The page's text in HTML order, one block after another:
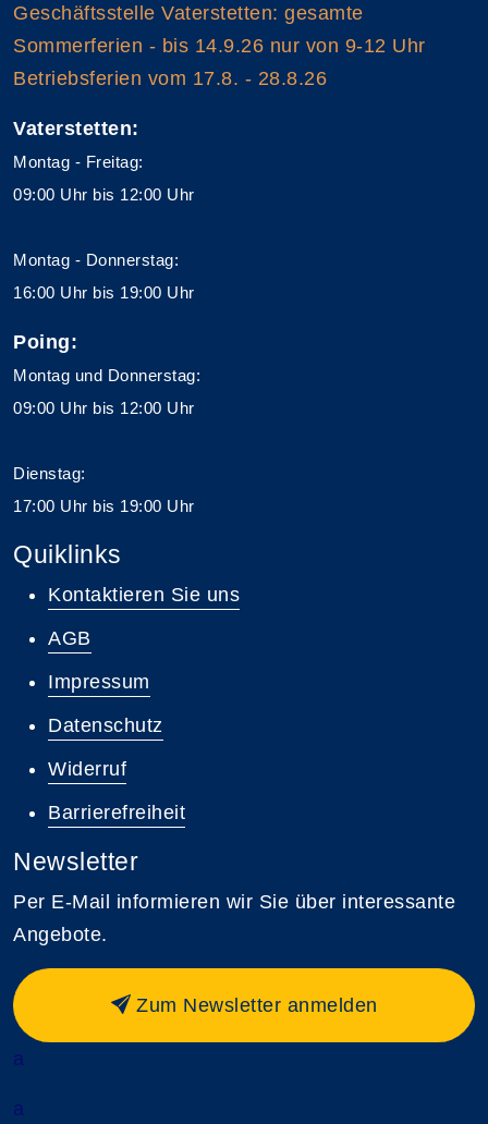
Geschäftsstelle Vaterstetten: gesamte
Sommerferien - bis 14.9.26 nur von 9-12 Uhr
Betriebsferien vom 17.8. - 28.8.26
Vaterstetten:
Montag - Freitag:
09:00 Uhr bis 12:00 Uhr
Montag - Donnerstag:
16:00 Uhr bis 19:00 Uhr
Poing:
Montag und Donnerstag:
09:00 Uhr bis 12:00 Uhr
Dienstag:
17:00 Uhr bis 19:00 Uhr
Quiklinks
Kontaktieren Sie uns
AGB
Impressum
Datenschutz
Widerruf
Barrierefreiheit
Newsletter
Per E-Mail informieren wir Sie über interessante
Angebote.
Zum Newsletter anmelden
a
a